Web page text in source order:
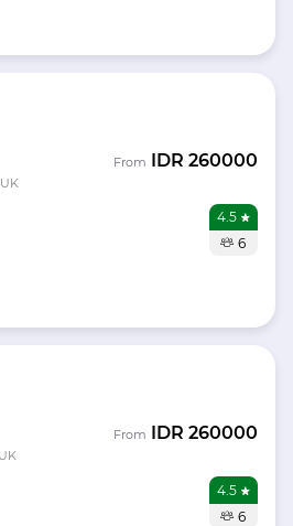
From IDR 260000
4.5
6
From IDR 260000
4.5
6